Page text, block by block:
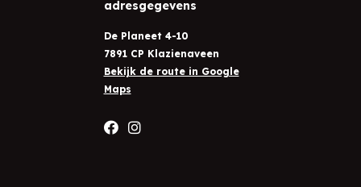
adresgegevens
De Planeet 4-10
7891 CP Klazienaveen
Bekijk de route in Google
Maps